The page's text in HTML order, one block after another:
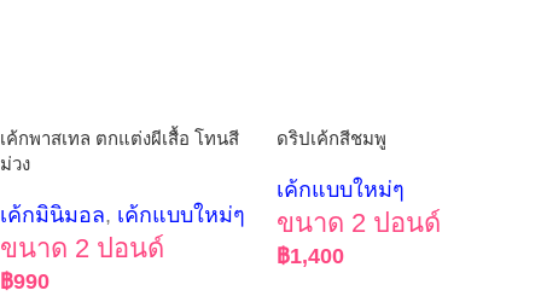
เค้กพาสเทล ตกแต่งผีเสื้อ โทนสี
ม่วง
เค้กมินิมอล, เค้กแบบใหม่ๆ
ขนาด 2 ปอนด์
฿990
ดริปเค้กสีชมพู
เค้กแบบใหม่ๆ
ขนาด 2 ปอนด์
฿1,400